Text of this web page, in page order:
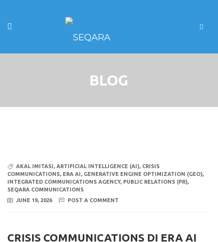
BLOG
AKAL IMITASI, ARTIFICIAL INTELLIGENCE (AI), CRISIS
COMMUNICATIONS, ERA AI, GENERATIVE ENGINE OPTIMIZATION (GEO),
INTEGRATED COMMUNICATIONS AGENCY, PUBLIC RELATIONS (PR),
SEQARA COMMUNICATIONS
JUNE 19, 2026
POST A COMMENT
CRISIS COMMUNICATIONS DI ERA AI